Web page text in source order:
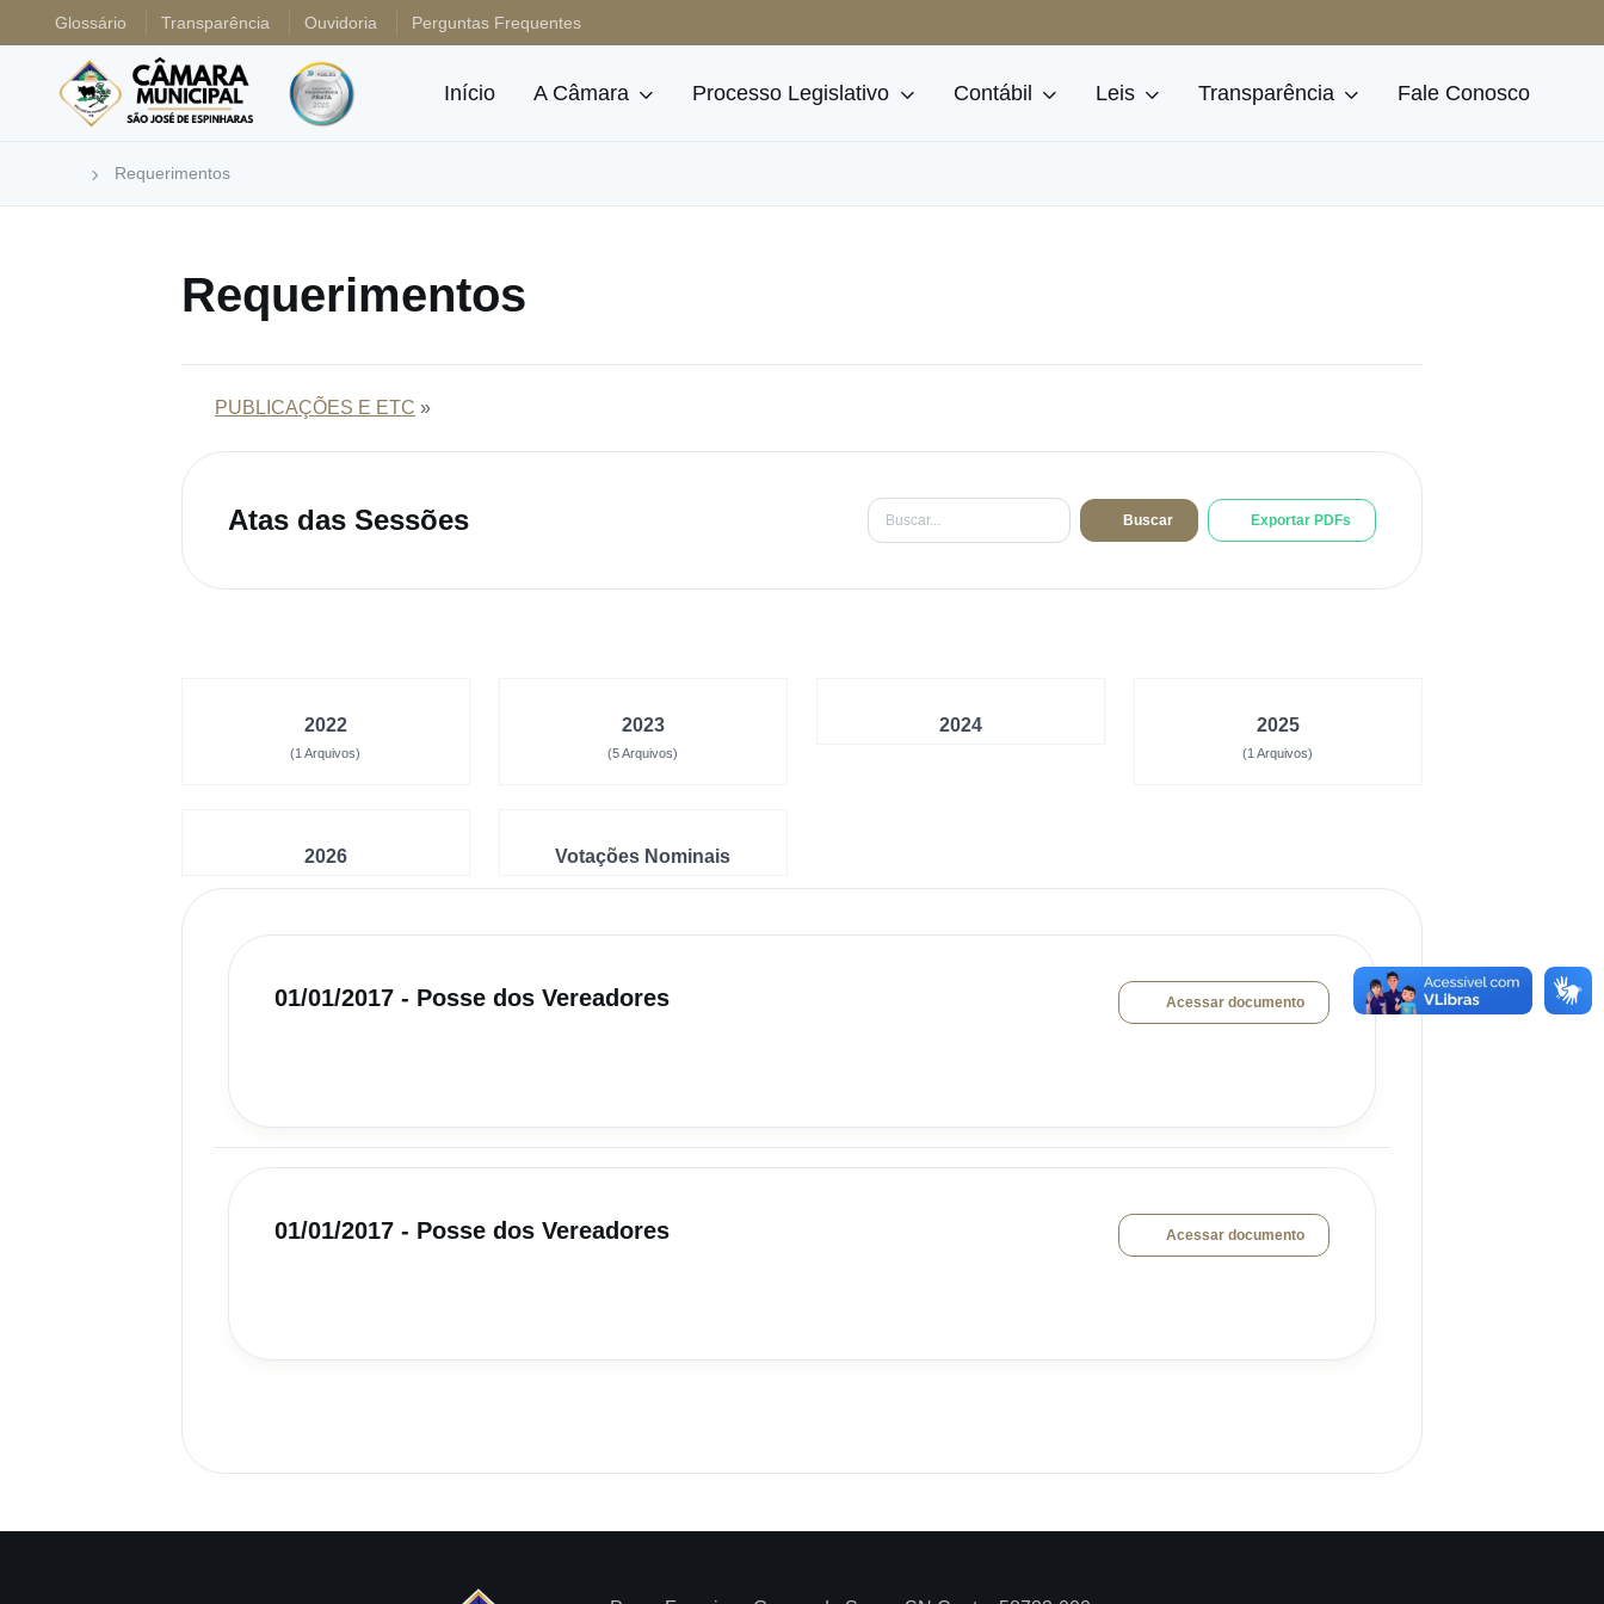
Glossário Transparência Ouvidoria Perguntas Frequentes
Início A Câmara Processo Legislativo Contábil Leis Transparência Fale Conosco
Requerimentos
Requerimentos
PUBLICAÇÕES E ETC »
Atas das Sessões Buscar Exportar PDFs
2022
(1 Arquivos)
2023
(5 Arquivos)
2024 2025
(1 Arquivos)
2026 Votações Nominais
01/01/2017 - Posse dos Vereadores Acessar documento
01/01/2017 - Posse dos Vereadores Acessar documento